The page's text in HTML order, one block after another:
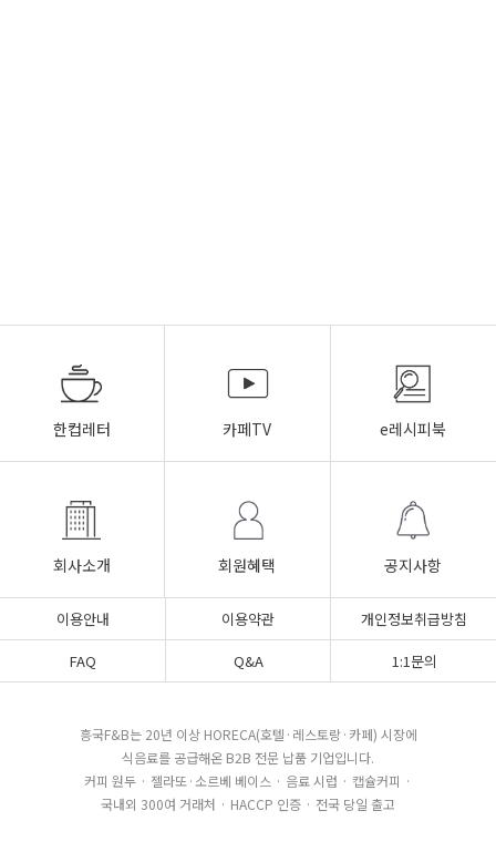
한컵레터 카페TV e레시피북
회사소개 회원혜택 공지사항
이용안내 이용약관
개인정보취급방침
FAQ
Q&A 1:1문의
흥국F&B는 20년 이상 HORECA(호텔·레스토랑·카페) 시장에
식음료를 공급해온 B2B 전문 납품 기업입니다.
커피 원두 · 젤라또·소르베 베이스 · 음료 시럽 · 캡슐커피 ·
국내외 300여 거래처 · HACCP 인증 · 전국 당일 출고